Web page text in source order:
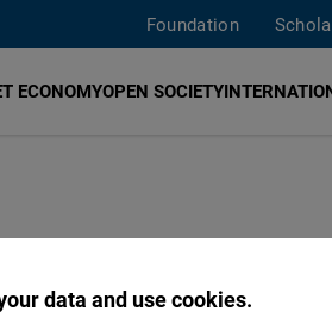
Foundation
ECONOMYOPEN SOCIETY
2025
data and use cookies.